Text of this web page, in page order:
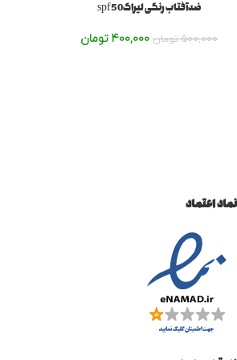
ضدآفتاب رنگی لیراکspf50
500,000 تومان 400,000 تومان
نماد اعتماد